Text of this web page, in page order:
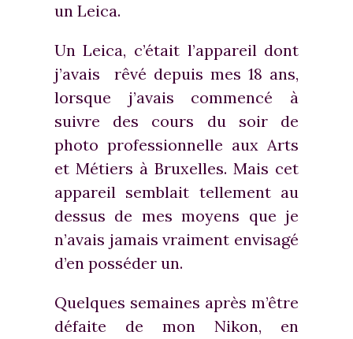
un Leica.
Un Leica, c’était l’appareil dont
j’avais rêvé depuis mes 18 ans,
lorsque j’avais commencé à
suivre des cours du soir de
photo professionnelle aux Arts
et Métiers à Bruxelles. Mais cet
appareil semblait tellement au
dessus de mes moyens que je
n’avais jamais vraiment envisagé
d’en posséder un.
Quelques semaines après m’être
défaite de mon Nikon, en